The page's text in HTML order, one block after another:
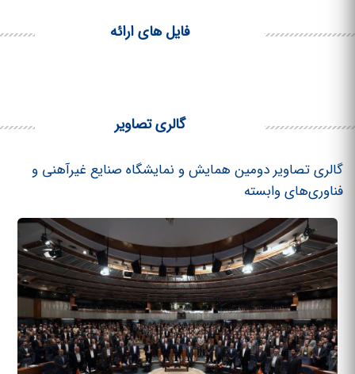
فایل های ارائه
گالری تصاویر
گالری تصاویر دومین همایش و نمایشگاه صنایع غیرآهنی و
فناوری‌های وابسته